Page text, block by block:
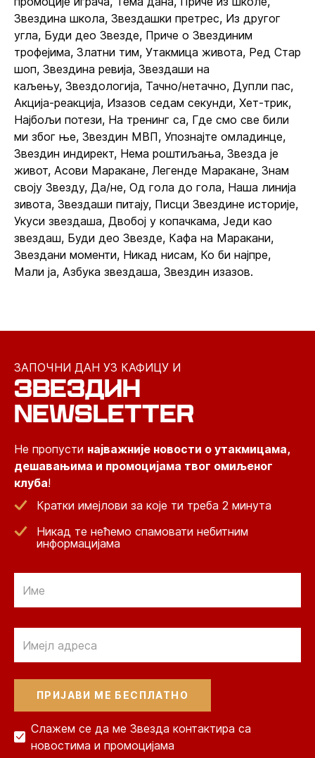
Звездина школа, Звездашки претрес, Из другог
угла, Буди део Звезде, Приче о Звездиним
трофејима, Златни тим, Утакмица живота, Ред Стар
шоп, Звездина ревија, Звездаши на
каљењу, Звездологија, Тачно/нетачно, Дупли пас,
Акција-реакција, Изазов седам секунди, Хет-трик,
Најбољи потези, На тренинг са, Где смо све били
ми због ње, Звездин МВП, Упознајте омладинце,
Звездин индирект, Нема роштиљања, Звезда је
живот, Асови Маракане, Легенде Маракане, Знам
своју Звезду, Да/не, Од гола до гола, Наша линија
зивота, Звездаши питају, Писци Звездине историје,
Укуси звездаша, Двобој у копачкама, Једи као
звездаш, Буди део Звезде, Кафа на Маракани,
Звездани моменти, Никад нисам, Ко би најпре,
Мали ја, Азбука звездаша, Звездин изазов.
ЗАПОЧНИ ДАН УЗ КАФИЦУ И
ЗВЕЗДИН
NEWSLETTER
Не пропусти најважније новости о утакмицама,
дешавањима и промоцијама твог омиљеног
клуба!
Кратки имејлови за које ти треба 2 минута
Никад те нећемо спамовати небитним
информацијама
Слажем се да ме Звезда контактира са
новостима и промоцијама